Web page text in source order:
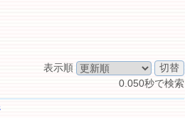
表示順
0.050秒で検索